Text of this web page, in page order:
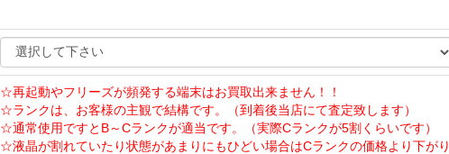
☆再起動やフリーズが頻発する端末はお買取出来ません！！
☆ランクは、お客様の主観で結構です。（到着後当店にて査定致します）
☆通常使用ですとB～Cランクが適当です。（実際Cランクが5割くらいです）
☆液晶が割れていたり状態があまりにもひどい場合はCランクの価格より下がり